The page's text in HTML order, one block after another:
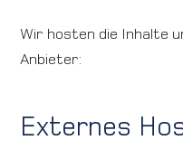
Wir hosten die Inhalte
Anbieter:
Externes